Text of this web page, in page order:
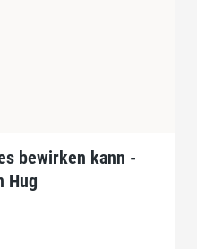
bewirken kann -
Hug